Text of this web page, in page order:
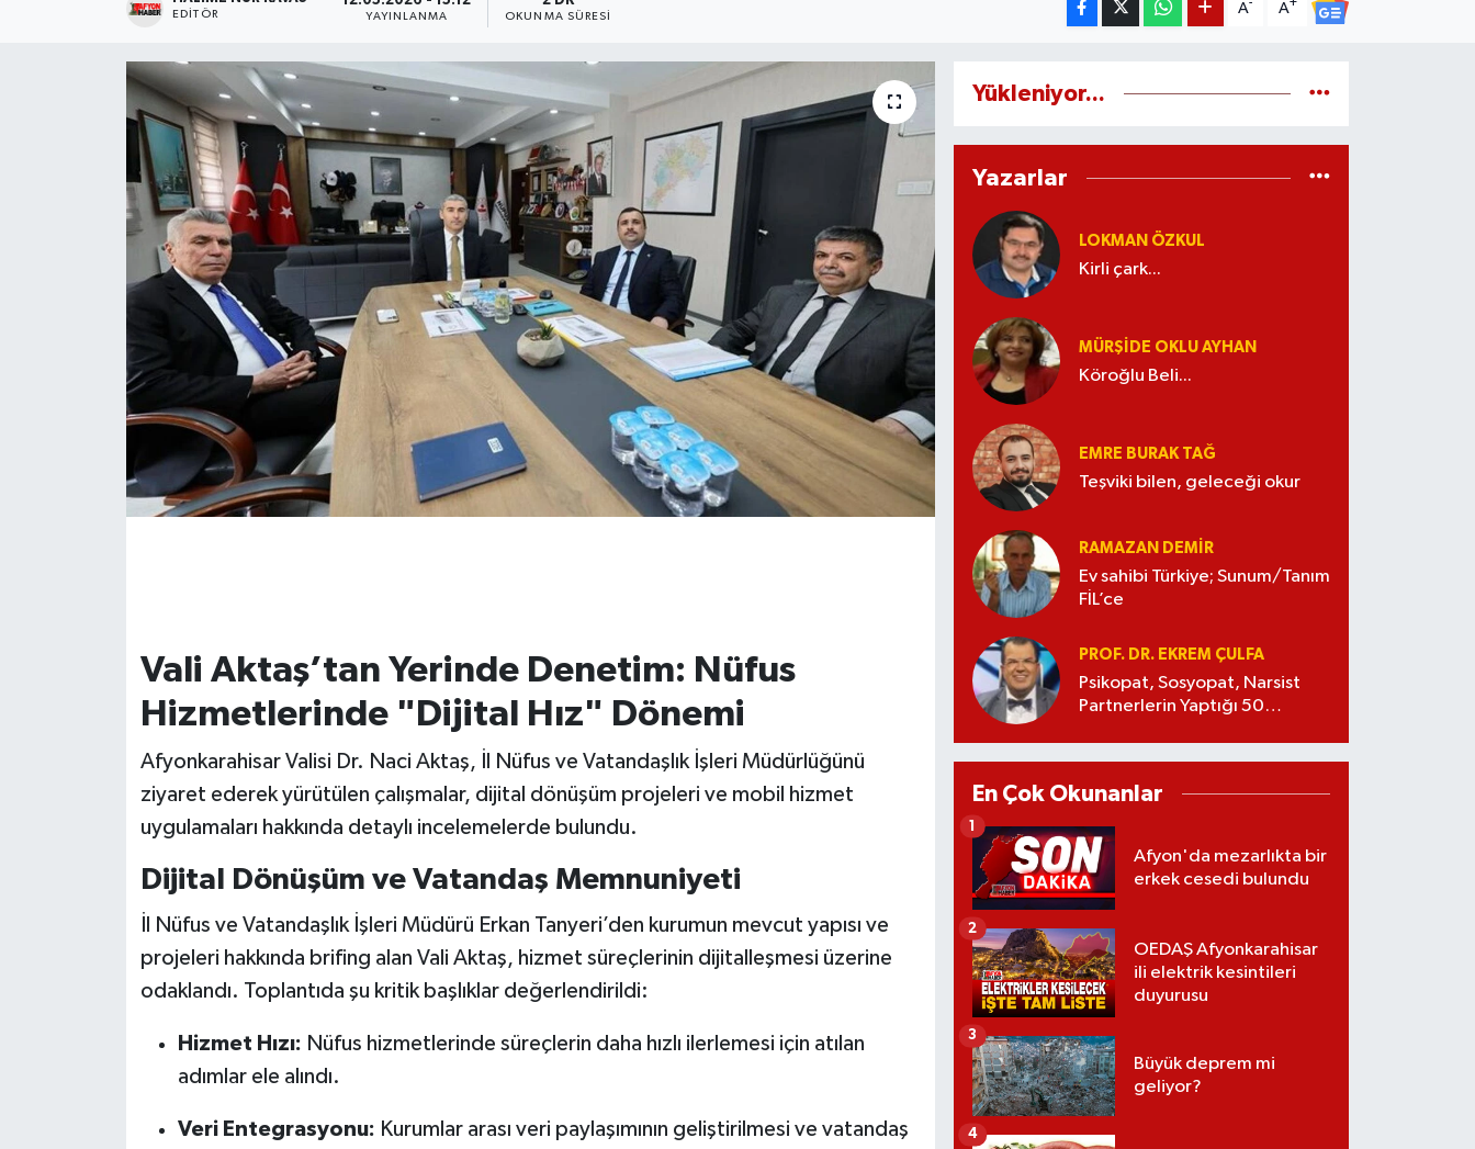
EDITÖR YAYINLANMA OKUNMA SÜRESI
A- A+
Vali Aktaş’tan Yerinde Denetim: Nüfus
Hizmetlerinde "Dijital Hız" Dönemi
Afyonkarahisar Valisi Dr. Naci Aktaş, İl Nüfus ve Vatandaşlık İşleri Müdürlüğünü
ziyaret ederek yürütülen çalışmalar, dijital dönüşüm projeleri ve mobil hizmet
uygulamaları hakkında detaylı incelemelerde bulundu.
Dijital Dönüşüm ve Vatandaş Memnuniyeti
İl Nüfus ve Vatandaşlık İşleri Müdürü Erkan Tanyeri’den kurumun mevcut yapısı ve
projeleri hakkında brifing alan Vali Aktaş, hizmet süreçlerinin dijitalleşmesi üzerine
odaklandı. Toplantıda şu kritik başlıklar değerlendirildi:
Hizmet Hızı: Nüfus hizmetlerinde süreçlerin daha hızlı ilerlemesi için atılan
adımlar ele alındı.
Veri Entegrasyonu: Kurumlar arası veri paylaşımının geliştirilmesi ve vatandaş
Yükleniyor...
Yazarlar
LOKMAN ÖZKUL
Kirli çark...
MÜRŞIDE OKLU AYHAN
Köroğlu Beli...
EMRE BURAK TAĞ
Teşviki bilen, geleceği okur
RAMAZAN DEMİR
Ev sahibi Türkiye; Sunum/Tanım
FİL’ce
PROF. DR. EKREM ÇULFA
Psikopat, Sosyopat, Narsist
Partnerlerin Yaptığı 50
En Çok Okunanlar
Afyon'da mezarlıkta bir
erkek cesedi bulundu
1
OEDAŞ Afyonkarahisar
ili elektrik kesintileri
duyurusu
2
Büyük deprem mi
geliyor?
3
4
Etkinlikler